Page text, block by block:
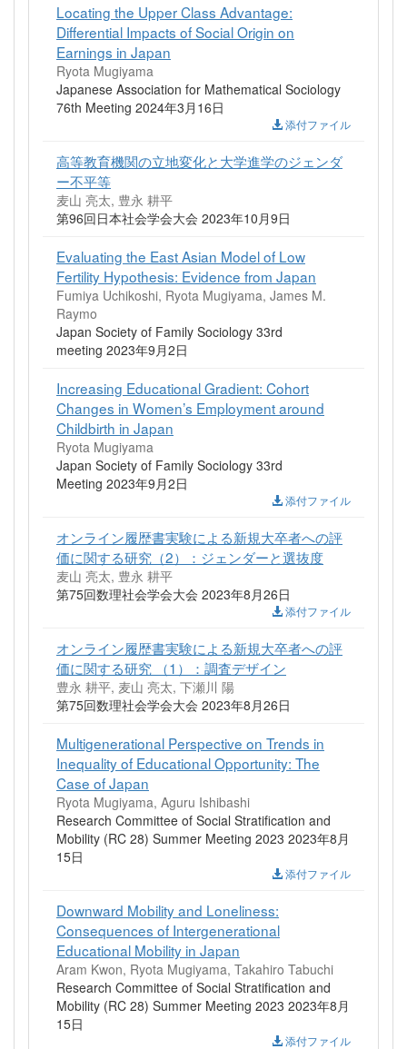
Locating the Upper Class Advantage:
Differential Impacts of Social Origin on
Earnings in Japan
Ryota Mugiyama
Japanese Association for Mathematical Sociology
76th Meeting 2024年3月16日
添付ファイル
高等教育機関の立地変化と大学進学のジェンダ
ー不平等
麦山 亮太, 豊永 耕平
第96回日本社会学会大会 2023年10月9日
Evaluating the East Asian Model of Low
Fertility Hypothesis: Evidence from Japan
Fumiya Uchikoshi, Ryota Mugiyama, James M.
Raymo
Japan Society of Family Sociology 33rd
meeting 2023年9月2日
Increasing Educational Gradient: Cohort
Changes in Women’s Employment around
Childbirth in Japan
Ryota Mugiyama
Japan Society of Family Sociology 33rd
Meeting 2023年9月2日
添付ファイル
オンライン履歴書実験による新規大卒者への評
価に関する研究（2）：ジェンダーと選抜度
麦山 亮太, 豊永 耕平
第75回数理社会学会大会 2023年8月26日
添付ファイル
オンライン履歴書実験による新規大卒者への評
価に関する研究 （1）：調査デザイン
豊永 耕平, 麦山 亮太, 下瀬川 陽
第75回数理社会学会大会 2023年8月26日
Multigenerational Perspective on Trends in
Inequality of Educational Opportunity: The
Case of Japan
Ryota Mugiyama, Aguru Ishibashi
Research Committee of Social Stratification and
Mobility (RC 28) Summer Meeting 2023 2023年8月
15日
添付ファイル
Downward Mobility and Loneliness:
Consequences of Intergenerational
Educational Mobility in Japan
Aram Kwon, Ryota Mugiyama, Takahiro Tabuchi
Research Committee of Social Stratification and
Mobility (RC 28) Summer Meeting 2023 2023年8月
15日
添付ファイル